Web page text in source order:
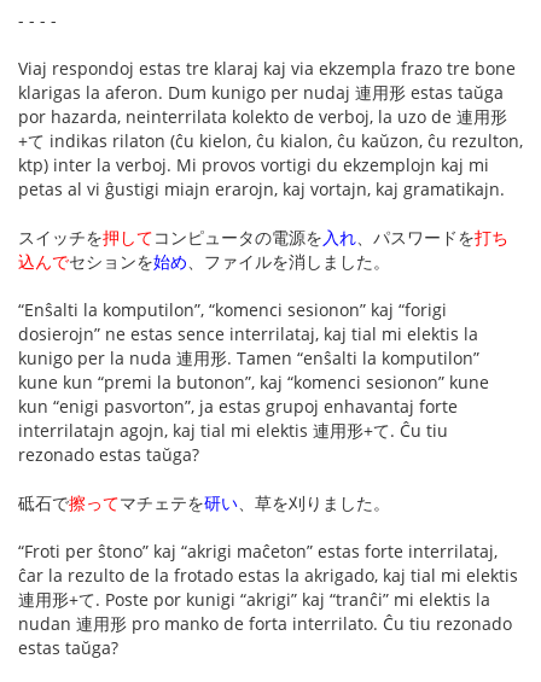
- - - -
Viaj respondoj estas tre klaraj kaj via ekzempla frazo tre bone
klarigas la aferon. Dum kunigo per nudaj 連用形 estas taŭga
por hazarda, neinterrilata kolekto de verboj, la uzo de 連用形
+て indikas rilaton (ĉu kielon, ĉu kialon, ĉu kaŭzon, ĉu rezulton,
ktp) inter la verboj. Mi provos vortigi du ekzemplojn kaj mi
petas al vi ĝustigi miajn erarojn, kaj vortajn, kaj gramatikajn.
スイッチを押してコンピュータの電源を入れ、パスワードを打ち
込んでセションを始め、ファイルを消しました。
“Enŝalti la komputilon”, “komenci sesionon” kaj “forigi
dosierojn” ne estas sence interrilataj, kaj tial mi elektis la
kunigo per la nuda 連用形. Tamen “enŝalti la komputilon”
kune kun “premi la butonon”, kaj “komenci sesionon” kune
kun “enigi pasvorton”, ja estas grupoj enhavantaj forte
interrilatajn agojn, kaj tial mi elektis 連用形+て. Ĉu tiu
rezonado estas taŭga?
砥石で擦ってマチェテを研い、草を刈りました。
“Froti per ŝtono” kaj “akrigi maĉeton” estas forte interrilataj,
ĉar la rezulto de la frotado estas la akrigado, kaj tial mi elektis
連用形+て. Poste por kunigi “akrigi” kaj “tranĉi” mi elektis la
nudan 連用形 pro manko de forta interrilato. Ĉu tiu rezonado
estas taŭga?